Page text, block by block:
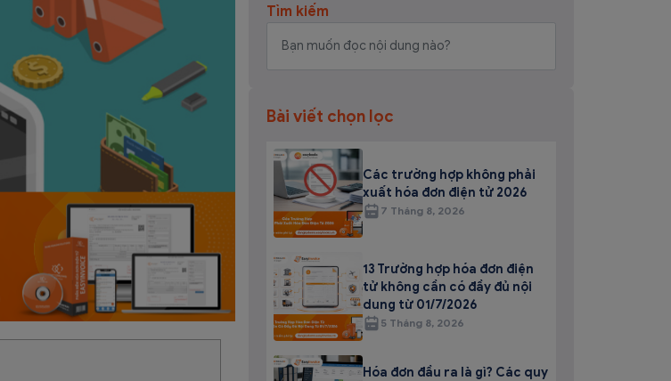
Tìm kiếm
Bài viết chọn lọc
Các trường hợp không phải
xuất hóa đơn điện tử 2026
7 Tháng 8, 2026
13 Trường hợp hóa đơn điện
tử không cần có đầy đủ nội
dung từ 01/7/2026
5 Tháng 8, 2026
Hóa đơn đầu ra là gì? Các quy